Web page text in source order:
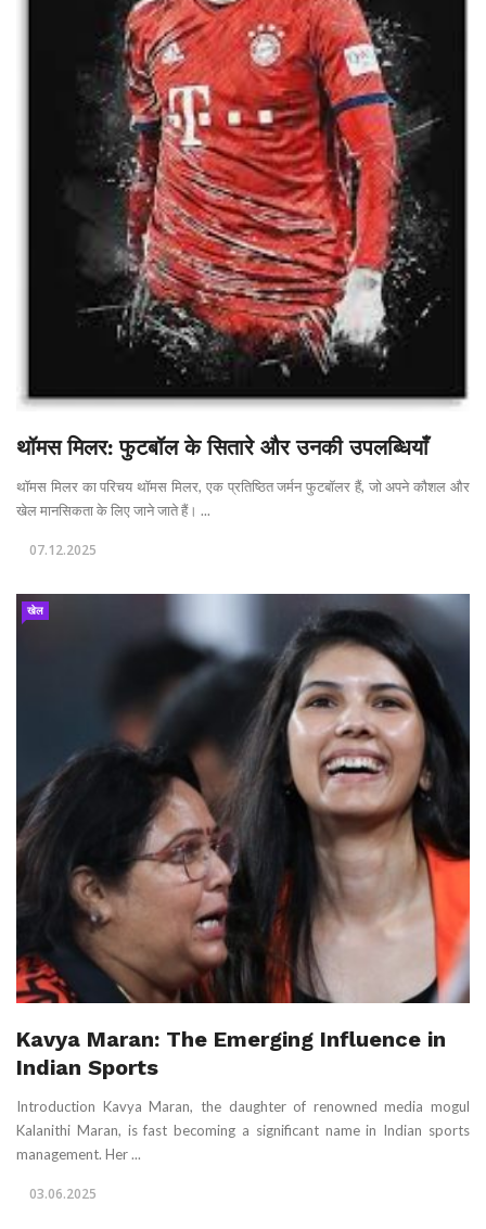
थॉमस मिलर: फुटबॉल के सितारे और उनकी उपलब्धियाँ
थॉमस मिलर का परिचय थॉमस मिलर, एक प्रतिष्ठित जर्मन फुटबॉलर हैं, जो अपने कौशल और
खेल मानसिकता के लिए जाने जाते हैं। ...
07.12.2025
खेल
Kavya Maran: The Emerging Influence in
Indian Sports
Introduction Kavya Maran, the daughter of renowned media mogul
Kalanithi Maran, is fast becoming a significant name in Indian sports
management. Her ...
03.06.2025